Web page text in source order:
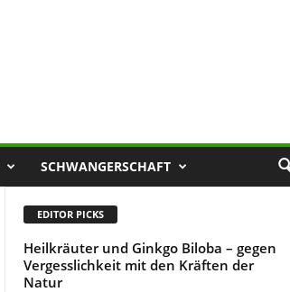
SCHWANGERSCHAFT
EDITOR PICKS
Heilkräuter und Ginkgo Biloba – gegen
Vergesslichkeit mit den Kräften der
Natur